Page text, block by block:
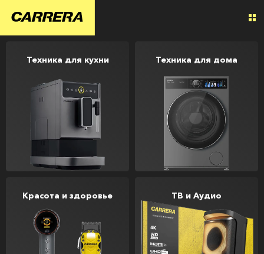
Техника для кухни Техника для дома
Красота и здоровье ТВ и Аудио